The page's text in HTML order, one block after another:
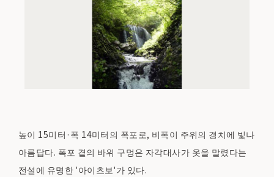
높이 15미터·폭 14미터의 폭포로, 비폭이 주위의 경치에 빛나
아름답다. 폭포 곁의 바위 구멍은 자각대사가 옷을 말렸다는
전설에 유명한 '아이츠보'가 있다.